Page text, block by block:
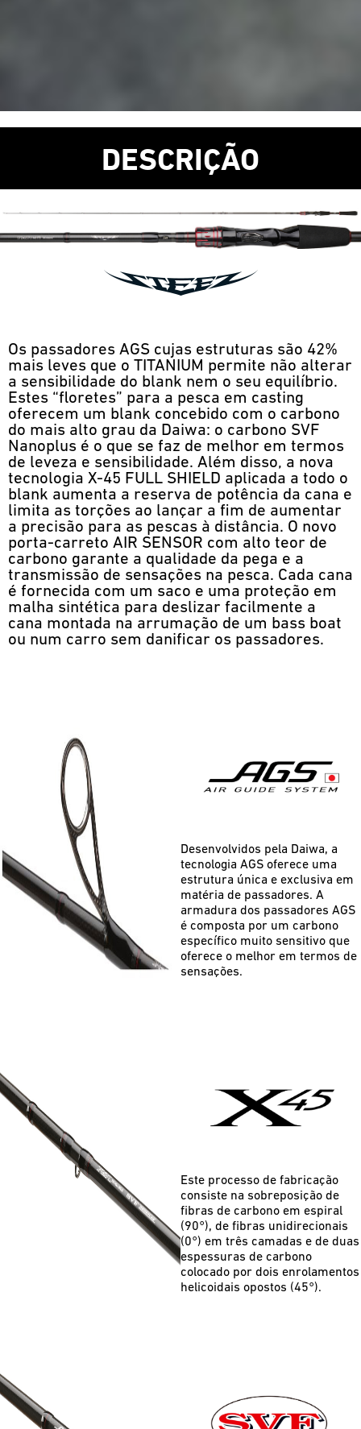
DESCRIÇÃO
Os passadores AGS cujas estruturas são 42%
mais leves que o TITANIUM permite não alterar
a sensibilidade do blank nem o seu equilíbrio.
Estes “floretes” para a pesca em casting
oferecem um blank concebido com o carbono
do mais alto grau da Daiwa: o carbono SVF
Nanoplus é o que se faz de melhor em termos
de leveza e sensibilidade. Além disso, a nova
tecnologia X-45 FULL SHIELD aplicada a todo o
blank aumenta a reserva de potência da cana e
limita as torções ao lançar a fim de aumentar
a precisão para as pescas à distância. O novo
porta-carreto AIR SENSOR com alto teor de
carbono garante a qualidade da pega e a
transmissão de sensações na pesca. Cada cana
é fornecida com um saco e uma proteção em
malha sintética para deslizar facilmente a
cana montada na arrumação de um bass boat
ou num carro sem danificar os passadores.
Desenvolvidos pela Daiwa, a
tecnologia AGS oferece uma
estrutura única e exclusiva em
matéria de passadores. A
armadura dos passadores AGS
é composta por um carbono
específico muito sensitivo que
oferece o melhor em termos de
sensações.
Este processo de fabricação
consiste na sobreposição de
fibras de carbono em espiral
(90°), de fibras unidirecionais
(0°) em três camadas e de duas
espessuras de carbono
colocado por dois enrolamentos
helicoidais opostos (45°).